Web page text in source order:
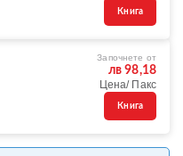
Книга
Започнете от
лв 98,18
Цена/ Пакс
Книга